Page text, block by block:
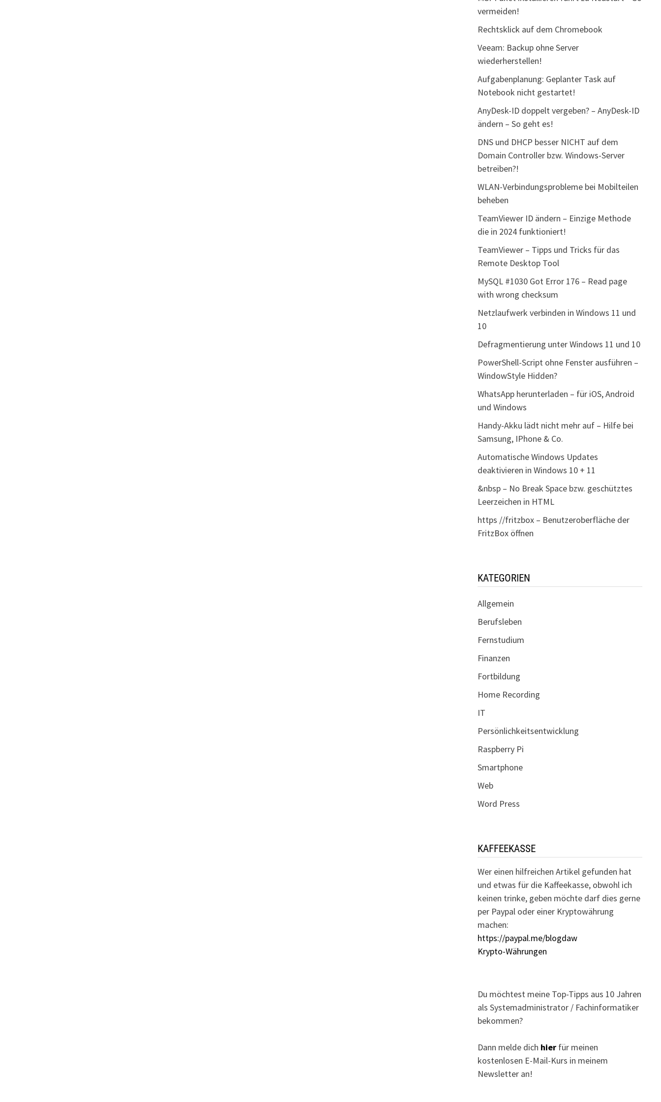
vermeiden!
Rechtsklick auf dem Chromebook
Veeam: Backup ohne Server
wiederherstellen!
Aufgabenplanung: Geplanter Task auf
Notebook nicht gestartet!
AnyDesk-ID doppelt vergeben? – AnyDesk-ID
ändern – So geht es!
DNS und DHCP besser NICHT auf dem
Domain Controller bzw. Windows-Server
betreiben?!
WLAN-Verbindungsprobleme bei Mobilteilen
beheben
TeamViewer ID ändern – Einzige Methode
die in 2024 funktioniert!
TeamViewer – Tipps und Tricks für das
Remote Desktop Tool
MySQL #1030 Got Error 176 – Read page
with wrong checksum
Netzlaufwerk verbinden in Windows 11 und
10
Defragmentierung unter Windows 11 und 10
PowerShell-Script ohne Fenster ausführen –
WindowStyle Hidden?
WhatsApp herunterladen – für iOS, Android
und Windows
Handy-Akku lädt nicht mehr auf – Hilfe bei
Samsung, IPhone & Co.
Automatische Windows Updates
deaktivieren in Windows 10 + 11
&nbsp – No Break Space bzw. geschütztes
Leerzeichen in HTML
https //fritzbox – Benutzeroberfläche der
FritzBox öffnen
KATEGORIEN
Allgemein
Berufsleben
Fernstudium
Finanzen
Fortbildung
Home Recording
IT
Persönlichkeitsentwicklung
Raspberry Pi
Smartphone
Web
Word Press
KAFFEEKASSE
Wer einen hilfreichen Artikel gefunden hat
und etwas für die Kaffeekasse, obwohl ich
keinen trinke, geben möchte darf dies gerne
per Paypal oder einer Kryptowährung
machen:
https://paypal.me/blogdaw
Krypto-Währungen
Du möchtest meine Top-Tipps aus 10 Jahren
als Systemadministrator / Fachinformatiker
bekommen?
Dann melde dich hierfür meinen
kostenlosen E-Mail-Kurs in meinem
Newsletter an!